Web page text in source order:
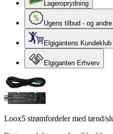
Lageroprydning
Ugens tilbud - og
Elgigantens Kundeklub
Elgiganten Erhverv
Loox5 strømfordeler med tænd/